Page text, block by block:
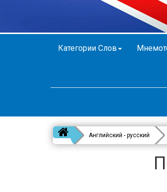
Категории Слов
Английский - русский